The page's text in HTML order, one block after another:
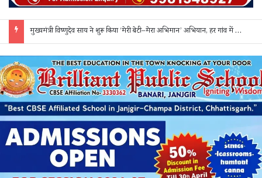
सक्ती: ₹90 लाख की ठगी का खुलासा, एक महिला समेत 3 आरोपी गिरफ्तार